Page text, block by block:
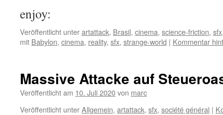
enjoy:
Veröffentlicht unterartattack, Brasil, cinema, science-friction, sfx
mit Babylon, cinema, reality, sfx, strange-world | Kommentar
Massive Attacke auf
Veröffentlicht am 10. Juli 2020von marc
Veröffentlicht unterAllgemein, artattack, sfx, société général |